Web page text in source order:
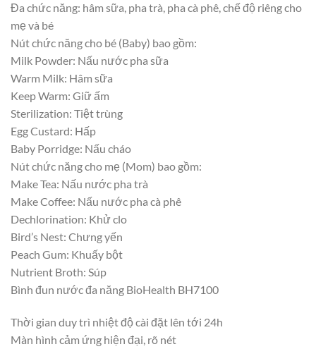
Đa chức năng: hâm sữa, pha trà, pha cà phê, chế độ riêng cho
mẹ và bé
Nút chức năng cho bé (Baby) bao gồm:
Milk Powder: Nấu nước pha sữa
Warm Milk: Hâm sữa
Keep Warm: Giữ ấm
Sterilization: Tiệt trùng
Egg Custard: Hấp
Baby Porridge: Nấu cháo
Nút chức năng cho mẹ (Mom) bao gồm:
Make Tea: Nấu nước pha trà
Make Coffee: Nấu nước pha cà phê
Dechlorination: Khử clo
Bird’s Nest: Chưng yến
Peach Gum: Khuấy bột
Nutrient Broth: Súp
Bình đun nước đa năng BioHealth BH7100
Thời gian duy trì nhiệt độ cài đặt lên tới 24h
Màn hình cảm ứng hiện đại, rõ nét